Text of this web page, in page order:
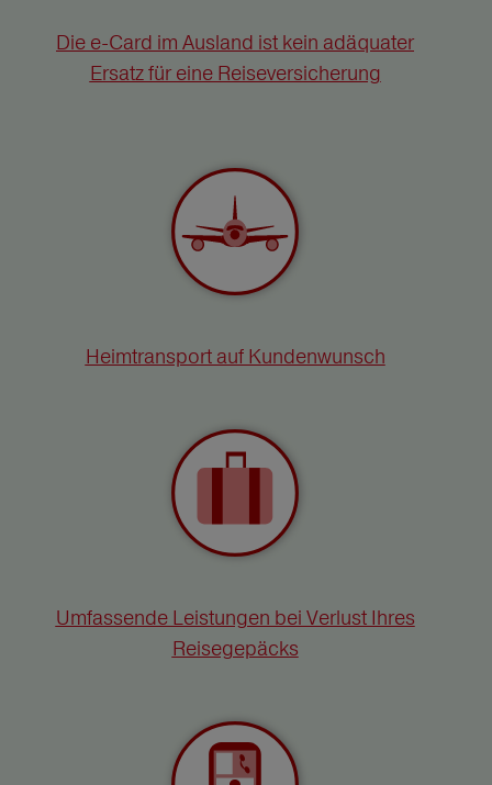
Die e-Card im Ausland ist kein adäquater
Ersatz für eine Reiseversicherung
Heimtransport auf Kundenwunsch
Umfassende Leistungen bei Verlust Ihres
Reisegepäcks